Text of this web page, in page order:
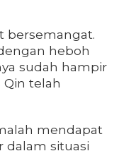
bersemangat.
heboh
sudah hampir
telah
mendapat
dalam situasi